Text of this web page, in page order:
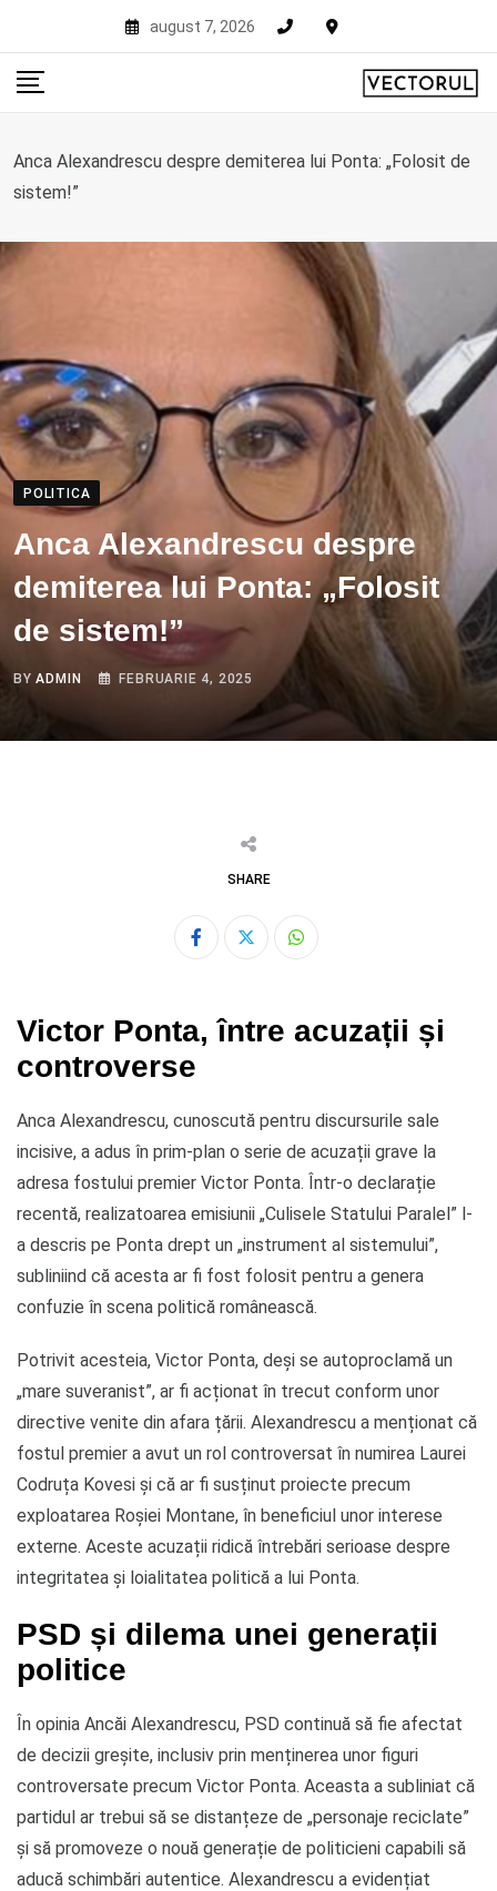
content
august 7, 2026
Anca Alexandrescu despre demiterea lui Ponta: „Folosit de
sistem!”
POLITICA
Anca Alexandrescu despre
demiterea lui Ponta: „Folosit
de sistem!”
BYADMIN FEBRUARIE 4, 2025
SHARE
Whatsapp
Victor Ponta, între acuzații și
controverse
Anca Alexandrescu, cunoscută pentru discursurile sale
incisive, a adus în prim-plan o serie de acuzații grave la
adresa fostului premier Victor Ponta. Într-o declarație
recentă, realizatoarea emisiunii „Culisele Statului Paralel” l-
a descris pe Ponta drept un „instrument al sistemului”,
subliniind că acesta ar fi fost folosit pentru a genera
confuzie în scena politică românească.
Potrivit acesteia, Victor Ponta, deși se autoproclamă un
„mare suveranist”, ar fi acționat în trecut conform unor
directive venite din afara țării. Alexandrescu a menționat că
fostul premier a avut un rol controversat în numirea Laurei
Codruța Kovesi și că ar fi susținut proiecte precum
exploatarea Roșiei Montane, în beneficiul unor interese
externe. Aceste acuzații ridică întrebări serioase despre
integritatea și loialitatea politică a lui Ponta.
PSD și dilema unei generații
politice
În opinia Ancăi Alexandrescu, PSD continuă să fie afectat
de decizii greșite, inclusiv prin menținerea unor figuri
controversate precum Victor Ponta. Aceasta a subliniat că
partidul ar trebui să se distanțeze de „personaje reciclate”
și să promoveze o nouă generație de politicieni capabili să
aducă schimbări autentice. Alexandrescu a evidențiat